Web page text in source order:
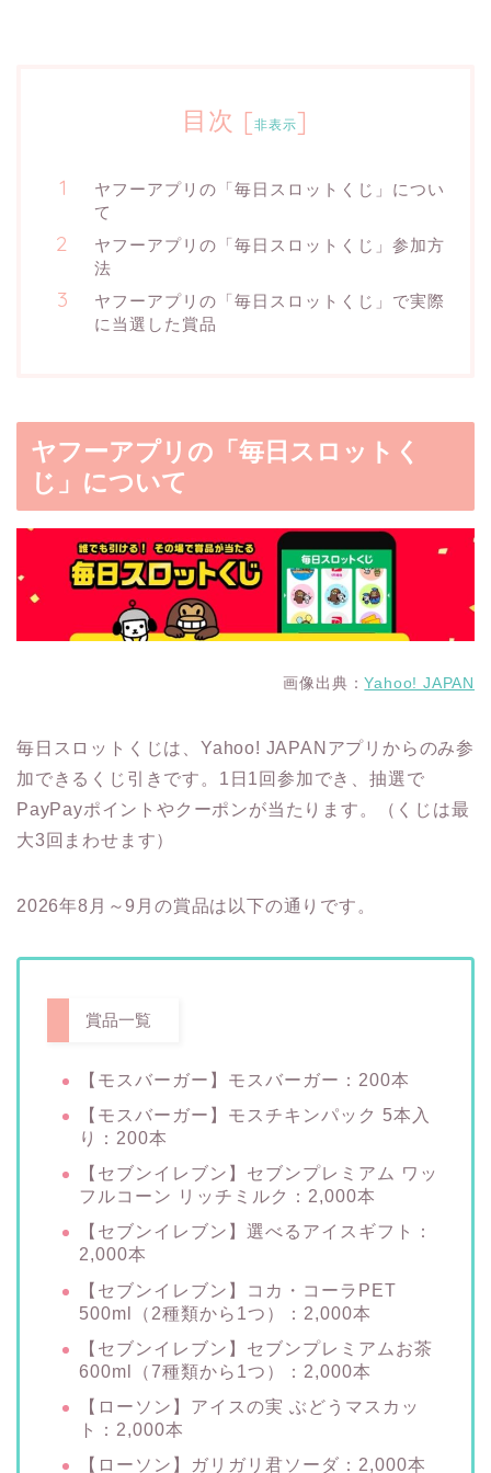
目次 [非表示]
ヤフーアプリの「毎日スロットくじ」につい
て
ヤフーアプリの「毎日スロットくじ」参加方
法
ヤフーアプリの「毎日スロットくじ」で実際
に当選した賞品
ヤフーアプリの「毎日スロットく
じ」について
画像出典：Yahoo! JAPAN
毎日スロットくじは、Yahoo! JAPANアプリからのみ参
加できるくじ引きです。1日1回参加でき、抽選で
PayPayポイントやクーポンが当たります。（くじは最
大3回まわせます）
2026年8月～9月の賞品は以下の通りです。
賞品一覧
【モスバーガー】モスバーガー：200本
【モスバーガー】モスチキンパック 5本入
り：200本
【セブンイレブン】セブンプレミアム ワッ
フルコーン リッチミルク：2,000本
【セブンイレブン】選べるアイスギフト：
2,000本
【セブンイレブン】コカ・コーラPET
500ml（2種類から1つ）：2,000本
【セブンイレブン】セブンプレミアムお茶
600ml（7種類から1つ）：2,000本
【ローソン】アイスの実 ぶどうマスカッ
ト：2,000本
【ローソン】ガリガリ君ソーダ：2,000本